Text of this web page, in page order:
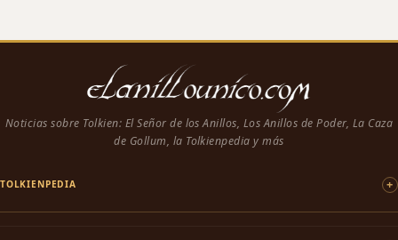
Noticias sobre Tolkien: El Señor de los Anillos, Los Anillos de Poder, La Caza
de Gollum, la Tolkienpedia y más
TOLKIENPEDIA